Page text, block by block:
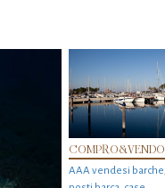
COMPRO&VENDO
AAA vendesi barche,